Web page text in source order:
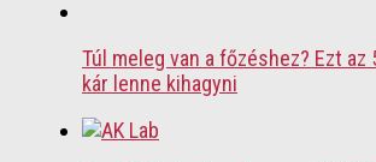
Túl meleg van a főzéshez? Ezt
kár lenne kihagyni